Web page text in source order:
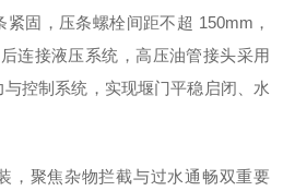
固，压条螺栓间距不超 150mm，
连接液压系统，高压油管接头采用
控制系统，实现堰门平稳启闭、水
，聚焦杂物拦截与过水通畅双重要